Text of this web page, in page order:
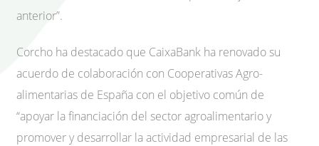
anterior”.
Corcho ha destacado que CaixaBank ha renovado su
acuerdo de colaboración con Cooperativas Agro-
alimentarias de España con el objetivo común de
“apoyar la financiación del sector agroalimentario y
promover y desarrollar la actividad empresarial de las